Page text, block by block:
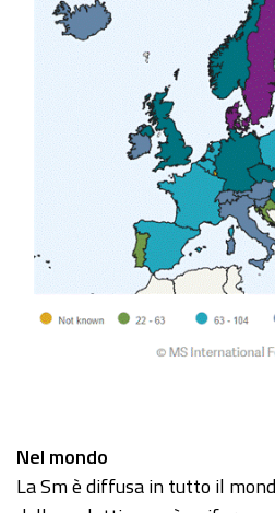
Nel mondo
La Sm è diffusa in tutto il